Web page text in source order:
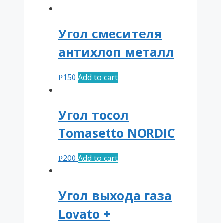
Угол смесителя
антихлоп металл
Р150 Add to cart
Угол тосол
Tomasetto NORDIC
Р200 Add to cart
Угол выхода газа
Lovato +